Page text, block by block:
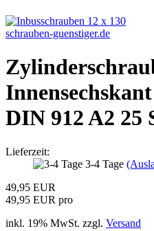
schrauben-guenstiger.de
DIN 912 A2 25
Lieferzeit:
3-4 Tage
49,95 EUR
49,95 EUR pro
inkl. 19% MwSt. zzgl. Versand